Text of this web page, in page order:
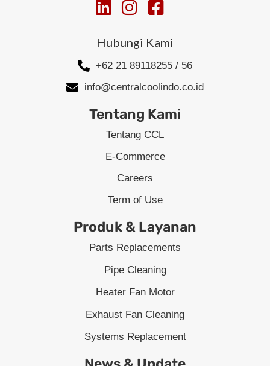
Hubungi Kami
+62 21 89118255 / 56
info@centralcoolindo.co.id
Tentang Kami
Tentang CCL
E-Commerce
Careers
Term of Use
Produk & Layanan
Parts Replacements
Pipe Cleaning
Heater Fan Motor
Exhaust Fan Cleaning
Systems Replacement